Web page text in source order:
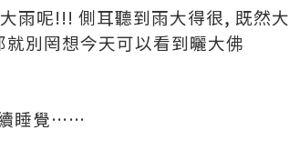
雨呢!!! 側耳聽到雨大得很, 既然大
別罔想今天可以看到曬大佛
續睡覺……